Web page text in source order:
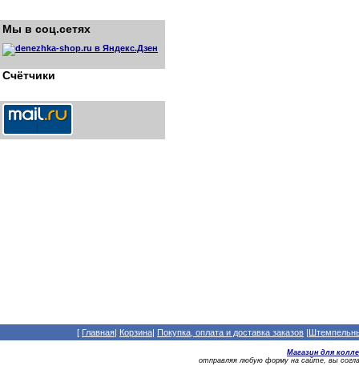
Мы в соц.сетях
Счётчики
[ Главная| Корзина| Покупка, оплата и доставка заказов |
Магазин для
отправляя любую форму на сайте, вы